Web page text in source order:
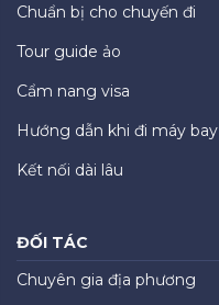
Chuẩn bị cho chuyến đi
Tour guide ảo
Cẩm nang visa
Hướng dẫn khi đi máy bay
Kết nối dài lâu
ĐỐI TÁC
Chuyên gia địa phương